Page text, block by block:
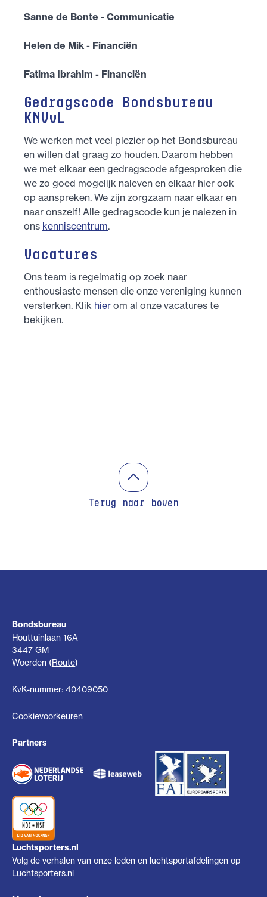
Sanne de Bonte - Communicatie
Helen de Mik - Financiën
Fatima Ibrahim - Financiën
Gedragscode Bondsbureau
KNVvL
We werken met veel plezier op het Bondsbureau
en willen dat graag zo houden. Daarom hebben
we met elkaar een gedragscode afgesproken die
we zo goed mogelijk naleven en elkaar hier ook
op aanspreken. We zijn zorgzaam naar elkaar en
naar onszelf! Alle gedragscode kun je nalezen in
ons kenniscentrum.
Vacatures
Ons team is regelmatig op zoek naar
enthousiaste mensen die onze vereniging kunnen
versterken. Klik hier om al onze vacatures te
bekijken.
Terug naar boven
Bondsbureau
Houttuinlaan 16A
3447 GM
Woerden (Route)
KvK-nummer: 40409050
Cookievoorkeuren
Partners
Luchtsporters.nl
Volg de verhalen van onze leden en luchtsportafdelingen op
Luchtsporters.nl